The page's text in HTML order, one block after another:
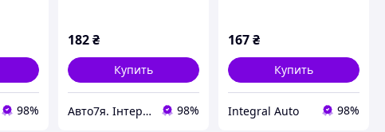
98%
182 ₴
Купить
Авто7я. Інтернет магазин автотоварів avto7ya.com.ua 98%
167₴
Купить
Integral Auto 98%